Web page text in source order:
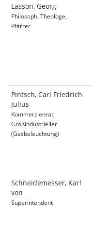
Lasson, Georg
Philosoph, Theologe,
Pfarrer
Pintsch, Carl Friedrich
Julius
Kommerzienrat,
Großindustrieller
(Gasbeleuchtung)
Schneidemesser, Karl
von
Superintendent